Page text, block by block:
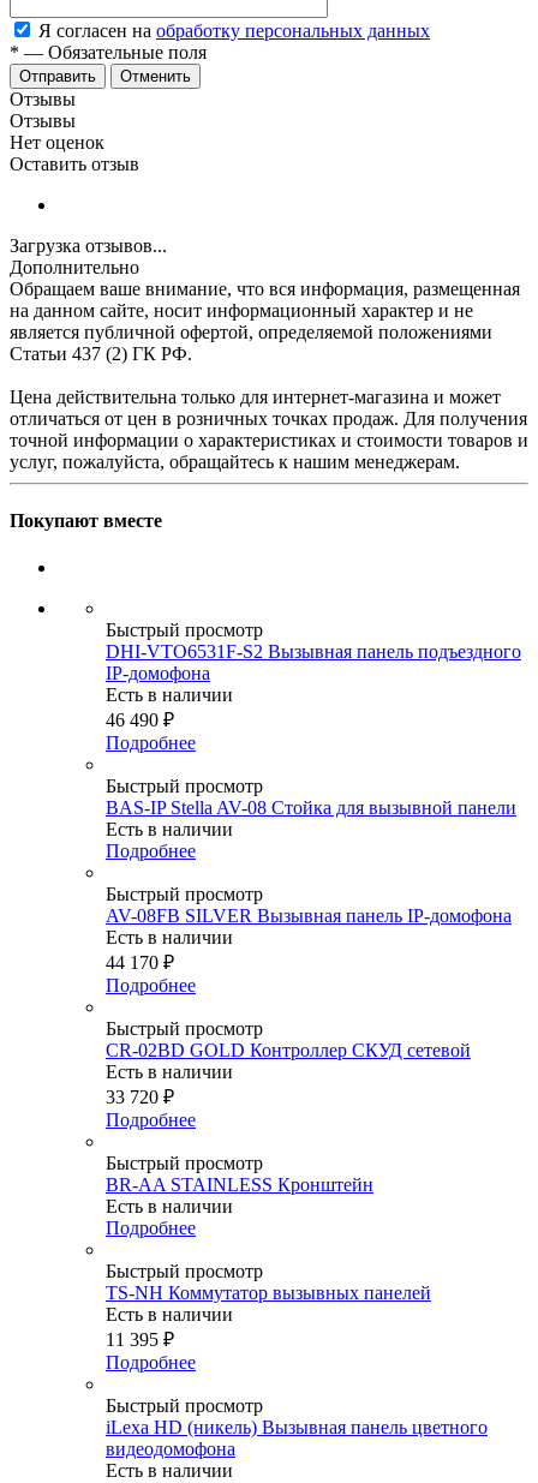
Я согласен на обработку персональных данных
* — Обязательные поля
Отменить
Отзывы
Отзывы
Нет оценок
Оставить отзыв
Загрузка отзывов...
Дополнительно
Обращаем ваше внимание, что вся информация, размещенная
на данном сайте, носит информационный характер и не
является публичной офертой, определяемой положениями
Статьи 437 (2) ГК РФ.
Цена действительна только для интернет-магазина и может
отличаться от цен в розничных точках продаж. Для получения
точной информации о характеристиках и стоимости товаров и
услуг, пожалуйста, обращайтесь к нашим менеджерам.
Покупают вместе
Быстрый просмотр
DHI-VTO6531F-S2 Вызывная панель подъездного
IP-домофона
Есть в наличии
46 490 ₽
Подробнее
Быстрый просмотр
BAS-IP Stella AV-08 Стойка для вызывной панели
Есть в наличии
Подробнее
Быстрый просмотр
AV-08FB SILVER Вызывная панель IP-домофона
Есть в наличии
44 170 ₽
Подробнее
Быстрый просмотр
CR-02BD GOLD Контроллер СКУД сетевой
Есть в наличии
33 720 ₽
Подробнее
Быстрый просмотр
BR-AA STAINLESS Кронштейн
Есть в наличии
Подробнее
Быстрый просмотр
TS-NH Коммутатор вызывных панелей
Есть в наличии
11 395 ₽
Подробнее
Быстрый просмотр
iLexa HD (никель) Вызывная панель цветного
видеодомофона
Есть в наличии